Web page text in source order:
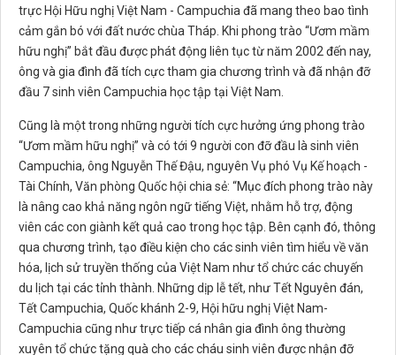
trực Hội Hữu nghị Việt Nam - Campuchia đã mang theo bao tình
cảm gắn bó với đất nước chùa Tháp. Khi phong trào “Ươm mầm
hữu nghị” bắt đầu được phát động liên tục từ năm 2002 đến nay,
ông và gia đình đã tích cực tham gia chương trình và đã nhận đỡ
đầu 7 sinh viên Campuchia học tập tại Việt Nam.
Cũng là một trong những người tích cực hưởng ứng phong trào
“Ươm mầm hữu nghị” và có tới 9 người con đỡ đầu là sinh viên
Campuchia, ông Nguyễn Thế Đậu, nguyên Vụ phó Vụ Kế hoạch -
Tài Chính, Văn phòng Quốc hội chia sẻ: “Mục đích phong trào này
là nâng cao khả năng ngôn ngữ tiếng Việt, nhằm hỗ trợ, động
viên các con giành kết quả cao trong học tập. Bên cạnh đó, thông
qua chương trình, tạo điều kiện cho các sinh viên tìm hiểu về văn
hóa, lịch sử truyền thống của Việt Nam như tổ chức các chuyến
du lịch tại các tỉnh thành. Những dịp lễ tết, như Tết Nguyên đán,
Tết Campuchia, Quốc khánh 2-9, Hội hữu nghị Việt Nam-
Campuchia cũng như trực tiếp cá nhân gia đình ông thường
xuyên tổ chức tặng quà cho các cháu sinh viên được nhận đỡ